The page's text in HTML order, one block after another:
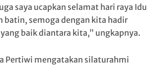
saya ucapkan selamat hari raya Idul
batin, semoga dengan kita hadir
baik diantara kita,” ungkapnya.
Pertiwi mengatakan silaturahmi